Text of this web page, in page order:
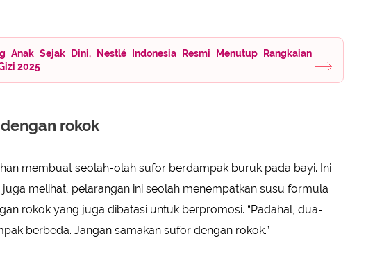
Anak Sejak Dini, Nestlé Indonesia Resmi Menutup Rangkaian
2025
rokok
membuat seolah-olah sufor berdampak buruk pada bayi. Ini
juga melihat, pelarangan ini seolah menempatkan susu formula
rokok yang juga dibatasi untuk berpromosi. “Padahal, dua-
berbeda. Jangan samakan sufor dengan rokok.”